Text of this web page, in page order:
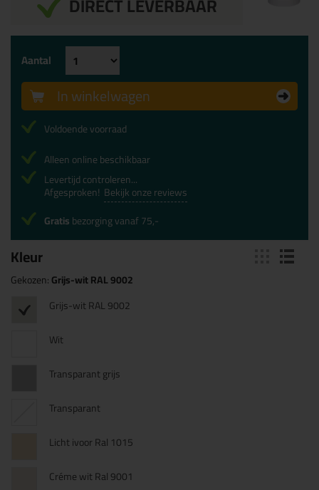
Kleur
Gekozen:Grijs-wit RAL 9002
Grijs-wit RAL 9002
Wit
Transparant grijs
Transparant
Licht ivoor Ral 1015
Créme wit Ral 9001
Aantal
In winkelwagen
Voldoende voorraad
Alleen online beschikbaar
Levertijd controleren...
Afgesproken! Bekijk onze reviews
Gratisbezorging vanaf 75,-